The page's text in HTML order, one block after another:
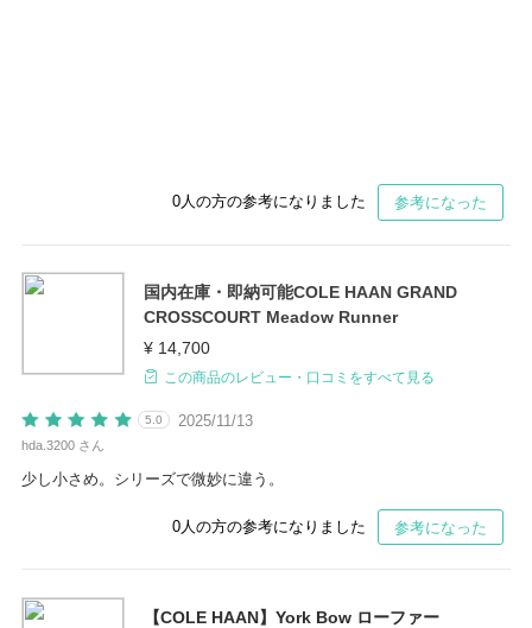
0人の方の参考になりました 参考になった
国内在庫・即納可能COLE HAAN GRAND
CROSSCOURT Meadow Runner
¥ 14,700
この商品のレビュー・口コミをすべて見る
2025/11/13
5.0
hda.3200 さん
少し小さめ。シリーズで微妙に違う。
0人の方の参考になりました 参考になった
【COLE HAAN】York Bow ローファー